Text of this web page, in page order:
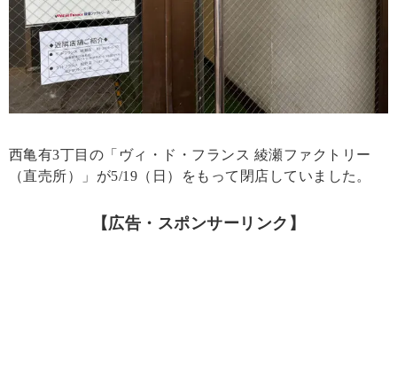
西亀有3丁目の「ヴィ・ド・フランス 綾瀬ファクトリー
（直売所）」が5/19（日）をもって閉店していました。
【広告・スポンサーリンク】